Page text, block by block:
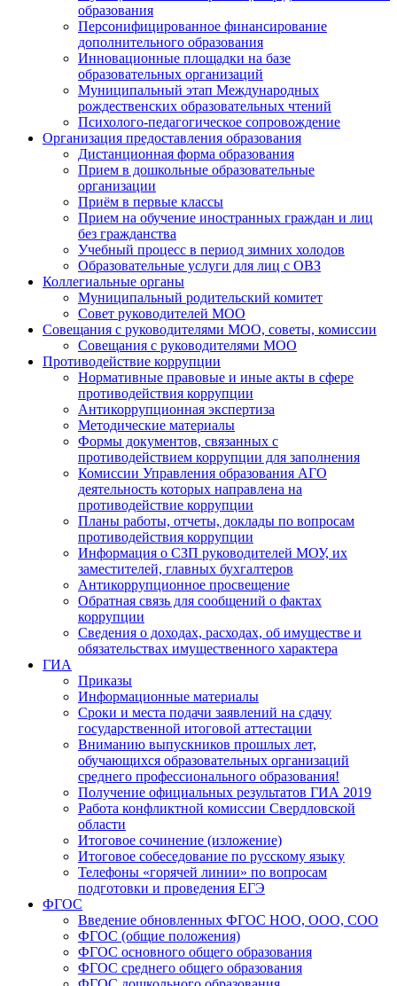
образования
Персонифицированное финансирование
дополнительного образования
Инновационные площадки на базе
образовательных организаций
Муниципальный этап Международных
рождественских образовательных чтений
Психолого-педагогическое сопровождение
Организация предоставления образования
Дистанционная форма образования
Прием в дошкольные образовательные
организации
Приём в первые классы
Прием на обучение иностранных граждан и лиц
без гражданства
Учебный процесс в период зимних холодов
Образовательные услуги для лиц с ОВЗ
Коллегиальные органы
Муниципальный родительский комитет
Совет руководителей МОО
Совещания с руководителями МОО, советы, комиссии
Совещания с руководителями МОО
Противодействие коррупции
Нормативные правовые и иные акты в сфере
противодействия коррупции
Антикоррупционная экспертиза
Методические материалы
Формы документов, связанных с
противодействием коррупции для заполнения
Комиссии Управления образования АГО
деятельность которых направлена на
противодействие коррупции
Планы работы, отчеты, доклады по вопросам
противодействия коррупции
Информация о СЗП руководителей МОУ, их
заместителей, главных бухгалтеров
Антикоррупционное просвещение
Обратная связь для сообщений о фактах
коррупции
Сведения о доходах, расходах, об имуществе и
обязательствах имущественного характера
ГИА
Приказы
Информационные материалы
Сроки и места подачи заявлений на сдачу
государственной итоговой аттестации
Вниманию выпускников прошлых лет,
обучающихся образовательных организаций
среднего профессионального образования!
Получение официальных результатов ГИА 2019
Работа конфликтной комиссии Свердловской
области
Итоговое сочинение (изложение)
Итоговое собеседование по русскому языку
Телефоны «горячей линии» по вопросам
подготовки и проведения ЕГЭ
ФГОС
Введение обновленных ФГОС НОО, ООО, СОО
ФГОС (общие положения)
ФГОС основного общего образования
ФГОС среднего общего образования